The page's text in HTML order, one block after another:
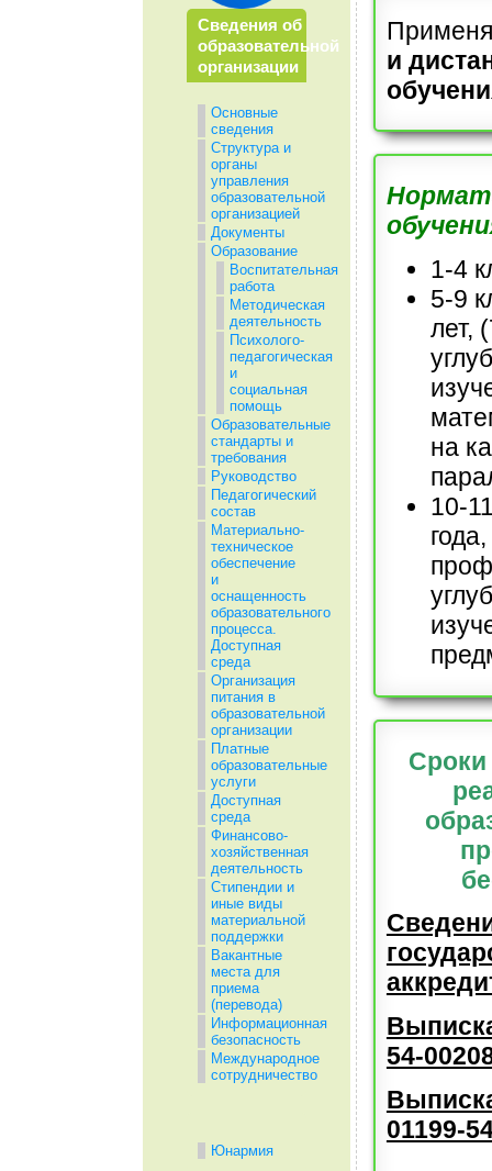
Сведения об
образовательной
организации
Основные
сведения
Структура и
органы
управления
образовательной
организацией
Документы
Образование
Воспитательная
работа
Методическая
деятельность
Психолого-
педагогическая
и
социальная
помощь
Образовательные
стандарты и
требования
Руководство
Педагогический
состав
Материально-
техническое
обеспечение
и
оснащенность
образовательного
процесса.
Доступная
среда
Организация
питания в
образовательной
организации
Платные
образовательные
услуги
Доступная
среда
Финансово-
хозяйственная
деятельность
Стипендии и
иные виды
материальной
поддержки
Вакантные
места для
приема
(перевода)
Информационная
безопасность
Международное
сотрудничество
Юнармия
и
1-4
5-9
лет,
на
10-
Сроки
54-
01199-